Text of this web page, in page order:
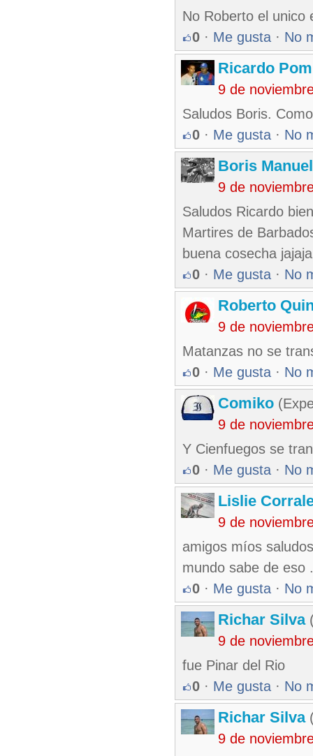
No Roberto el unico
0 · Me gusta · No
Ricardo
9 de
Saludos Boris.
0 · Me gusta · No
Boris
9 de
Saludos Ricardo
Martires de
buena cosecha jajaja
0 · Me gusta · No
Roberto
9 de
Matanzas no se
0 · Me gusta · No
Comiko
9 de
Y Cienfuegos se
0 · Me gusta · No
Lislie
9 de
amigos míos
mundo sabe de eso .
0 · Me gusta · No
Richar Silva
9 de
fue Pinar del Rio
0 · Me gusta · No
Richar Silva
9 de